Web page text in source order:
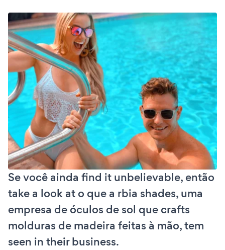
Se você ainda find it unbelievable, então
take a look at o que a rbia shades, uma
empresa de óculos de sol que crafts
molduras de madeira feitas à mão, tem
seen in their business.